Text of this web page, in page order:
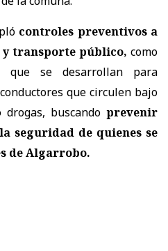
controles preventivos a
transporte público, como
que se desarrollan para
que circulen bajo
buscando prevenir
seguridad de quienes se
de Algarrobo.